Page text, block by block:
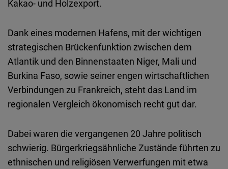
Kakao- und Holzexport.
Dank eines modernen Hafens, mit der wichtigen
strategischen Brückenfunktion zwischen dem
Atlantik und den Binnenstaaten Niger, Mali und
Burkina Faso, sowie seiner engen wirtschaftlichen
Verbindungen zu Frankreich, steht das Land im
regionalen Vergleich ökonomisch recht gut dar.
Dabei waren die vergangenen 20 Jahre politisch
schwierig. Bürgerkriegsähnliche Zustände führten zu
ethnischen und religiösen Verwerfungen mit etwa